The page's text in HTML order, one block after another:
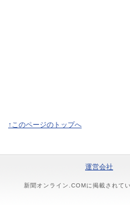
↑このページのトップへ
運営会社
新聞オンライン.COMに掲載されて